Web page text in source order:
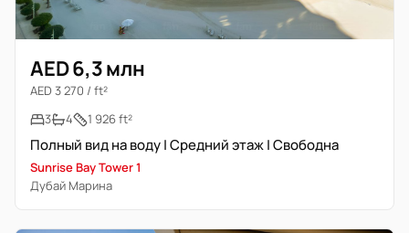
AED 6,3 млн
AED 3 270 / ft²
3
4 1 926 ft²
Полный вид на воду | Средний этаж | Свободна
Sunrise Bay Tower 1
Дубай Марина